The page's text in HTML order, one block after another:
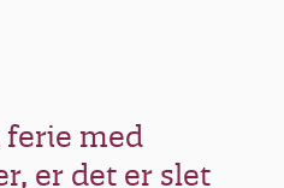
ferie med
er det er slet